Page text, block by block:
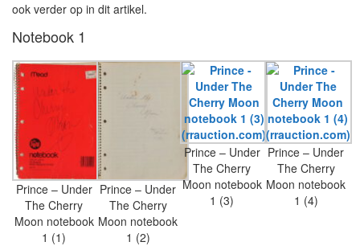
ook verder op in dit artikel.
Notebook 1
Prince – Under
The Cherry
Moon notebook
1 (1)
Prince – Under
The Cherry
Moon notebook
1 (2)
Prince – Under
The Cherry
Moon notebook
1 (3)
Prince – Under
The Cherry
Moon notebook
1 (4)